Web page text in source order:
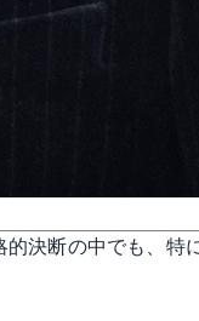
決断の中でも、特